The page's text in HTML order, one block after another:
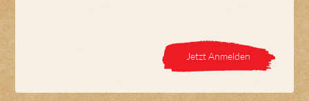
Jetzt Anmelden